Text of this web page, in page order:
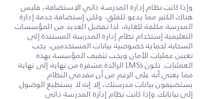
وإذا كانت نظام إدارة المدرسة ذاتي الاستضافة، فليس
هناك الكثير مما يدعو للقلق، ولكن إستضافة خدمة إدارة
المدرسة مكلفة للغاية، لذا تفضل العديد من المؤسسات
التعليمية إستخدام نظام إدارة المدرسة المستندة إلى
السحابة لحماية خصوصية بيانات المستخدمين، يجب
تعيين عمليات الأمان ويجب تثقيف المؤسسة بهذه
العمليات. تكون LMSs الرائدة مشفرة من نهاية إلى نهاية
مما يعني أنه على الرغم من أن مقدمي النظام
يستضيفون بيانات مدرستك، إلا إنه لا يستطيع الوصول
إلى بياناتك.وإذا كانت نظام إدارة المدرسة ذاتي